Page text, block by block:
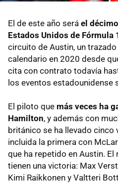
El de este año será el
Estados Unidos de Fórmula
circuito de Austin, un
calendario en 2020 desde
cita con contrato todavía
los eventos estadounidense
El piloto que más veces ha
Hamilton, y además con
británico se ha llevado cinco
incluida la primera con
que ha repetido en Austin.
tienen una victoria: Max
Kimi Raikkonen y Valtteri